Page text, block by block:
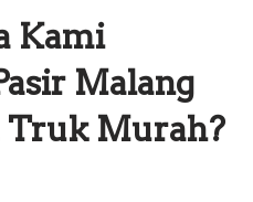
Kami
Malang
Truk Murah?